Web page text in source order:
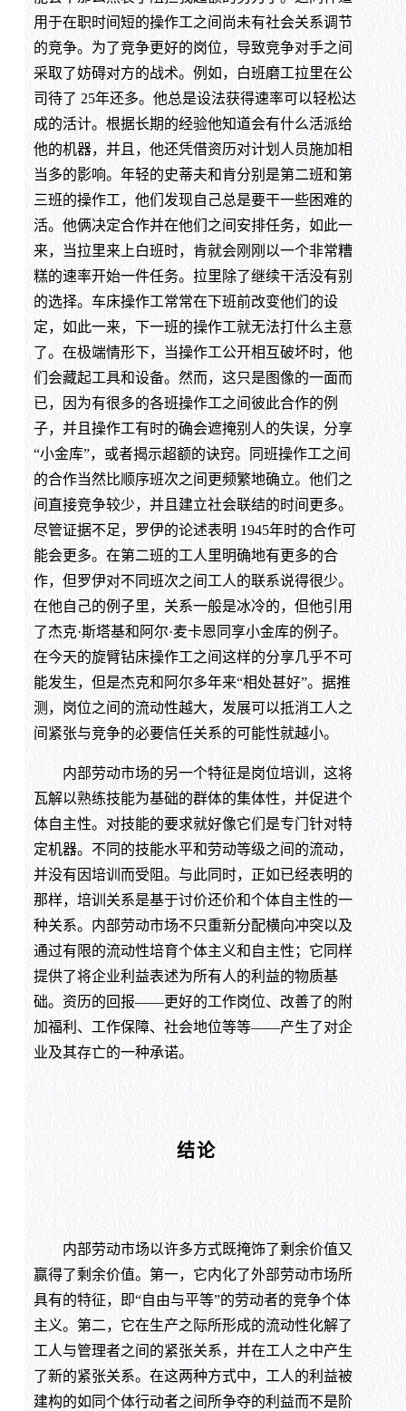
用于在职时间短的操作工之间尚未有社会关系调节
的竞争。为了竞争更好的岗位，导致竞争对手之间
采取了妨碍对方的战术。例如，白班磨工拉里在公
司待了 25年还多。他总是设法获得速率可以轻松达
成的活计。根据长期的经验他知道会有什么活派给
他的机器，并且，他还凭借资历对计划人员施加相
当多的影响。年轻的史蒂夫和肯分别是第二班和第
三班的操作工，他们发现自己总是要干一些困难的
活。他俩决定合作并在他们之间安排任务，如此一
来，当拉里来上白班时，肯就会刚刚以一个非常糟
糕的速率开始一件任务。拉里除了继续干活没有别
的选择。车床操作工常常在下班前改变他们的设
定，如此一来，下一班的操作工就无法打什么主意
了。在极端情形下，当操作工公开相互破坏时，他
们会藏起工具和设备。然而，这只是图像的一面而
已，因为有很多的各班操作工之间彼此合作的例
子，并且操作工有时的确会遮掩别人的失误，分享
“小金库”，或者揭示超额的诀窍。同班操作工之间
的合作当然比顺序班次之间更频繁地确立。他们之
间直接竞争较少，并且建立社会联结的时间更多。
尽管证据不足，罗伊的论述表明 1945年时的合作可
能会更多。在第二班的工人里明确地有更多的合
作，但罗伊对不同班次之间工人的联系说得很少。
在他自己的例子里，关系一般是冰冷的，但他引用
了杰克·斯塔基和阿尔·麦卡恩同享小金库的例子。
在今天的旋臂钻床操作工之间这样的分享几乎不可
能发生，但是杰克和阿尔多年来“相处甚好”。据推
测，岗位之间的流动性越大，发展可以抵消工人之
间紧张与竞争的必要信任关系的可能性就越小。
内部劳动市场的另一个特征是岗位培训，这将
瓦解以熟练技能为基础的群体的集体性，并促进个
体自主性。对技能的要求就好像它们是专门针对特
定机器。不同的技能水平和劳动等级之间的流动，
并没有因培训而受阻。与此同时，正如已经表明的
那样，培训关系是基于讨价还价和个体自主性的一
种关系。内部劳动市场不只重新分配横向冲突以及
通过有限的流动性培育个体主义和自主性；它同样
提供了将企业利益表述为所有人的利益的物质基
础。资历的回报——更好的工作岗位、改善了的附
加福利、工作保障、社会地位等等——产生了对企
业及其存亡的一种承诺。
结论
内部劳动市场以许多方式既掩饰了剩余价值又
赢得了剩余价值。第一，它内化了外部劳动市场所
具有的特征，即“自由与平等”的劳动者的竞争个体
主义。第二，它在生产之际所形成的流动性化解了
工人与管理者之间的紧张关系，并在工人之中产生
了新的紧张关系。在这两种方式中，工人的利益被
建构的如同个体行动者之间所争夺的利益而不是阶